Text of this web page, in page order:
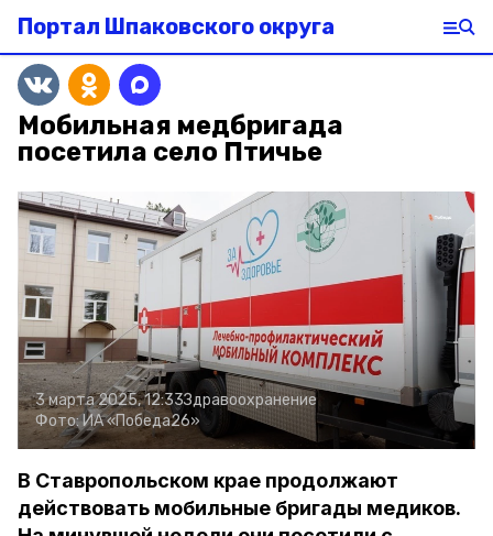
Портал Шпаковского округа
Мобильная медбригада
посетила село Птичье
3 марта 2025, 12:33Здравоохранение
Фото:ИА «Победа26»
В Ставропольском крае продолжают
действовать мобильные бригады медиков.